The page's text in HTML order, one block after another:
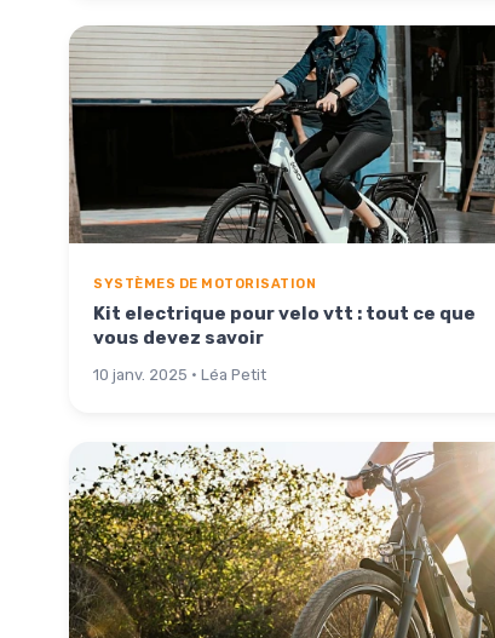
SYSTÈMES DE MOTORISATION
Kit electrique pour velo vtt : tout ce que
vous devez savoir
10 janv. 2025 · Léa Petit